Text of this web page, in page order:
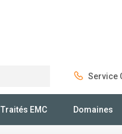
Service
Traités EMC Domaines